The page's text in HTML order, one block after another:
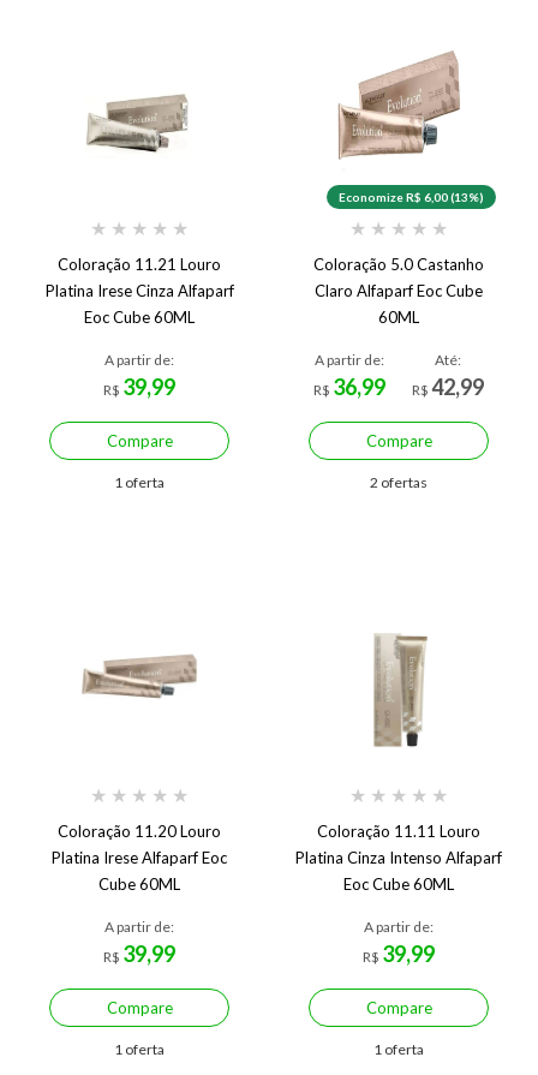
★ ★ ★ ★ ★
Coloração 11.21 Louro
Platina Irese Cinza Alfaparf
Eoc Cube 60ML
A partir de:
R$ 39,99
Compare
1 oferta
Economize R$ 6,00 (13%)
★ ★ ★ ★ ★
Coloração 5.0 Castanho
Claro Alfaparf Eoc Cube
60ML
A partir de:
R$ 36,99
Até:
R$ 42,99
Compare
2 ofertas
★ ★ ★ ★ ★
Coloração 11.20 Louro
Platina Irese Alfaparf Eoc
Cube 60ML
A partir de:
R$ 39,99
Compare
1 oferta
★ ★ ★ ★ ★
Coloração 11.11 Louro
Platina Cinza Intenso Alfaparf
Eoc Cube 60ML
A partir de:
R$ 39,99
Compare
1 oferta